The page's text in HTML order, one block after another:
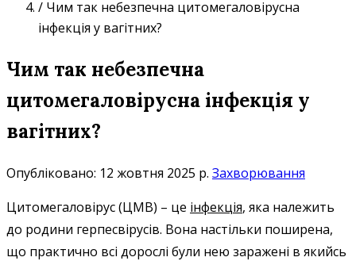
/ Чим так небезпечна цитомегаловірусна
інфекція у вагітних?
Чим так небезпечна
цитомегаловірусна інфекція у
вагітних?
Опубліковано: 12 жовтня 2025 р. Захворювання
Цитомегаловірус (ЦМВ) – це інфекція, яка належить
до родини герпесвірусів. Вона настільки поширена,
що практично всі дорослі були нею заражені в якийсь